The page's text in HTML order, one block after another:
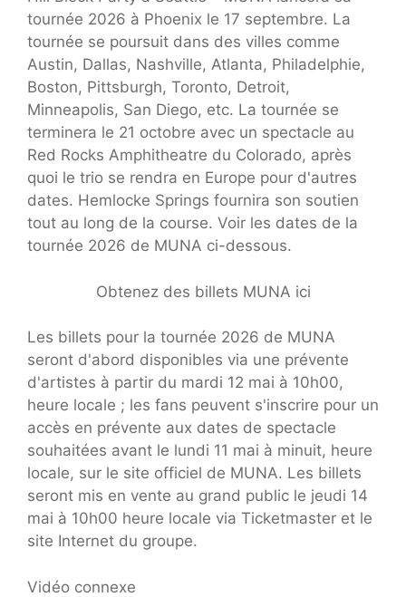
tournée 2026 à Phoenix le 17 septembre. La
tournée se poursuit dans des villes comme
Austin, Dallas, Nashville, Atlanta, Philadelphie,
Boston, Pittsburgh, Toronto, Detroit,
Minneapolis, San Diego, etc. La tournée se
terminera le 21 octobre avec un spectacle au
Red Rocks Amphitheatre du Colorado, après
quoi le trio se rendra en Europe pour d'autres
dates. Hemlocke Springs fournira son soutien
tout au long de la course. Voir les dates de la
tournée 2026 de MUNA ci-dessous.
Obtenez des billets MUNA ici
Les billets pour la tournée 2026 de MUNA
seront d'abord disponibles via une prévente
d'artistes à partir du mardi 12 mai à 10h00,
heure locale ; les fans peuvent s'inscrire pour un
accès en prévente aux dates de spectacle
souhaitées avant le lundi 11 mai à minuit, heure
locale, sur le site officiel de MUNA. Les billets
seront mis en vente au grand public le jeudi 14
mai à 10h00 heure locale via Ticketmaster et le
site Internet du groupe.
Vidéo connexe